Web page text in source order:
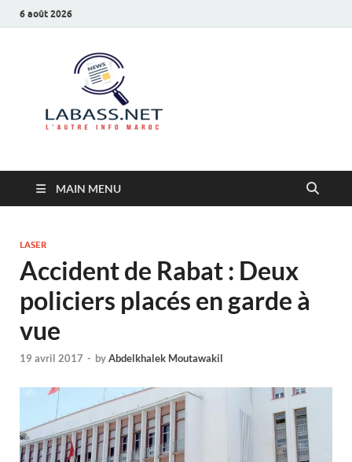
6 août 2026
MAIN MENU
LASER
Accident de Rabat : Deux
policiers placés en garde à
vue
19 avril 2017 - byAbdelkhalek Moutawakil